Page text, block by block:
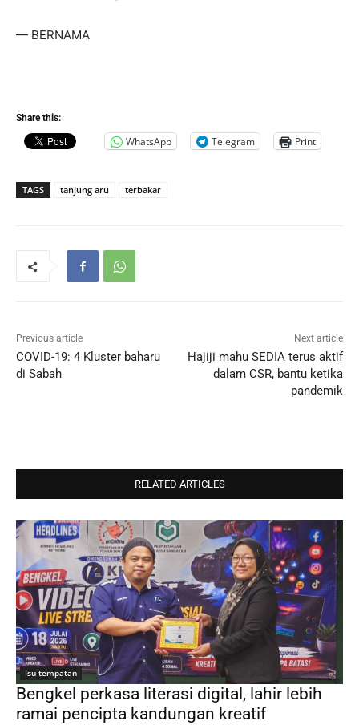
— BERNAMA
Share this:
WhatsApp Telegram Print
TAGS tanjung aru terbakar
Previous article
COVID-19: 4 Kluster baharu
di Sabah
Next article
Hajiji mahu SEDIA terus aktif
dalam CSR, bantu ketika
pandemik
RELATED ARTICLES
Isu tempatan
Bengkel perkasa literasi digital, lahir lebih
ramai pencipta kandungan kreatif